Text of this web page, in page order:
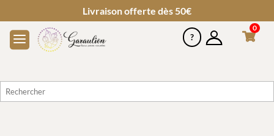
Livraison offerte dès 50€
0